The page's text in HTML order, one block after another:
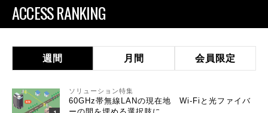
ACCESS RANKING
週間 月間 会員限定
ソリューション特集
60GHz帯無線LANの現在地 Wi-Fiと光ファイバ